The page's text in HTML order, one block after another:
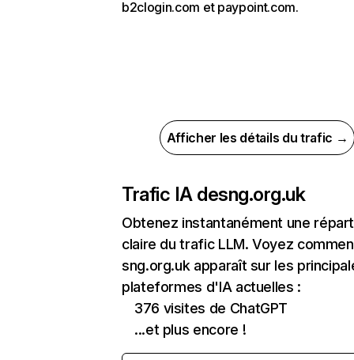
b2clogin.com et paypoint.com.
Afficher les détails du trafic →
Trafic IA desng.org.uk
Obtenez instantanément une
claire du trafic LLM. Voyez
sng.org.uk apparaît sur les
plateformes d'IA actuelles :
376 visites de ChatGPT
...et plus encore !